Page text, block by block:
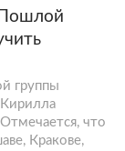
группы
что
Кракове,